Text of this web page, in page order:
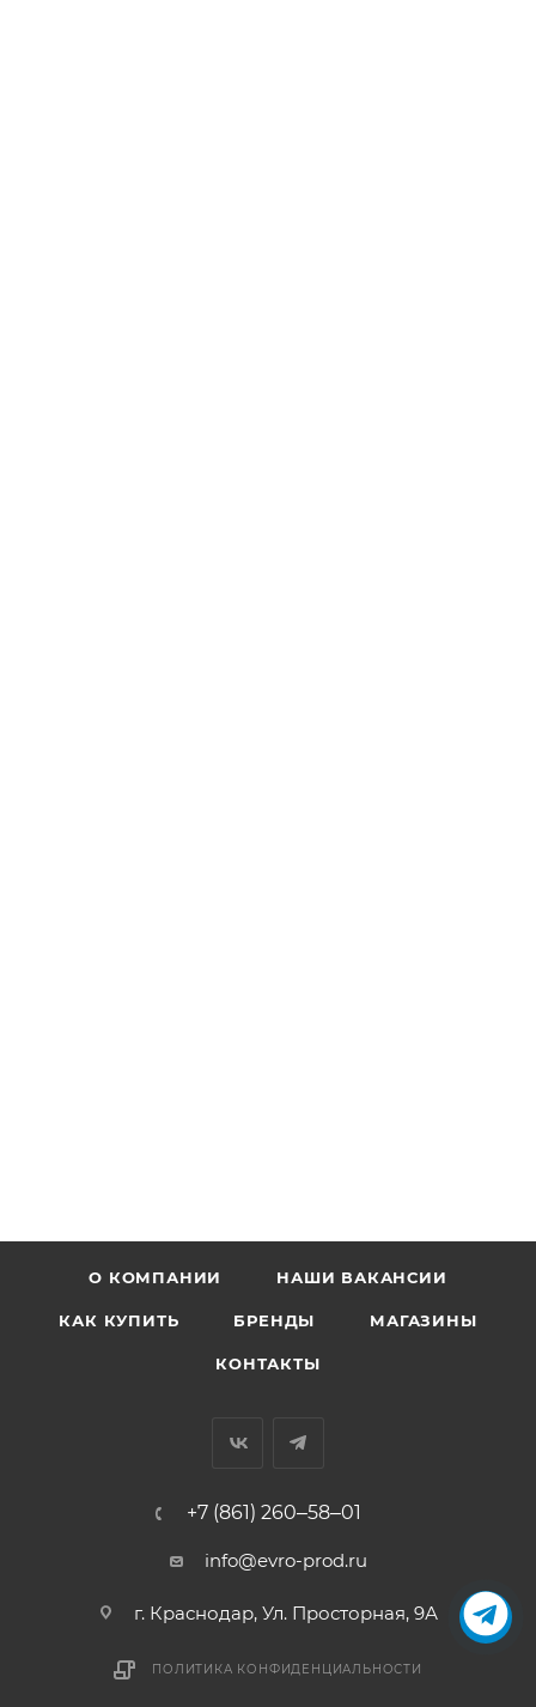
О КОМПАНИИ НАШИ ВАКАНСИИ
КАК КУПИТЬ БРЕНДЫ МАГАЗИНЫ
КОНТАКТЫ
+7 (861) 260‒58‒01
info@evro-prod.ru
г. Краснодар, ​Ул. Просторная, 9А
ПОЛИТИКА КОНФИДЕНЦИАЛЬНОСТИ